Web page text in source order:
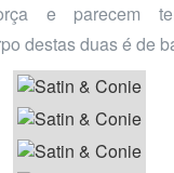
e parecem
destas duas é de